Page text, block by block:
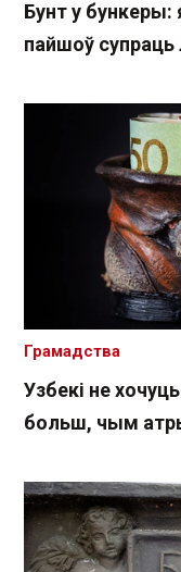
Бунт у бункеры:
пайшоў супраць
Узбекі не
больш, чым
Грамадства